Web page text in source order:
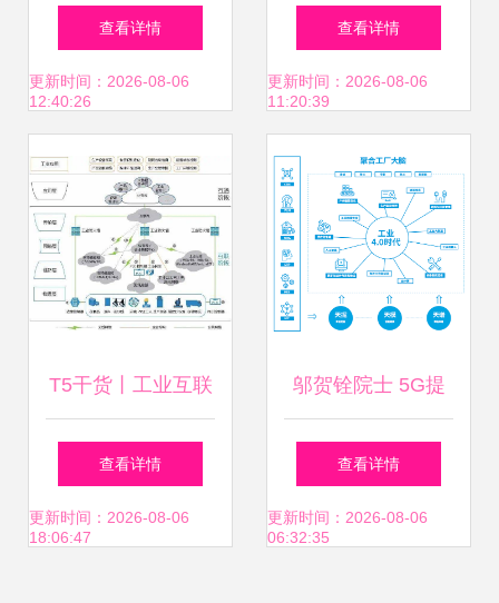
袭 我们未来如何生
活——工业互联网
查看详情
更新时间：2026-08-06
12:40:26
AI,安消云打造工业
园区智慧消防解决
查看详情
更新时间：2026-08-06
11:20:39
T5干货丨工业互联
网深度研究报告之
边缘层 工业互联网
查看详情
更新时间：2026-08-06
18:06:47
邬贺铨院士 5G提
升大数据应用价
值，工业互联网数
查看详情
更新时间：2026-08-06
06:32:35